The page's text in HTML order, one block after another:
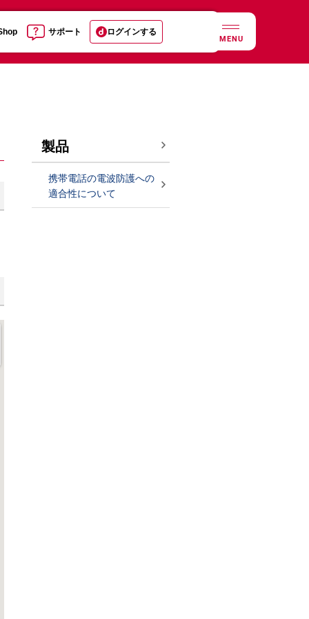
サポート ログインする
MENU
製品
携帯電話の電波防護への
適合性について